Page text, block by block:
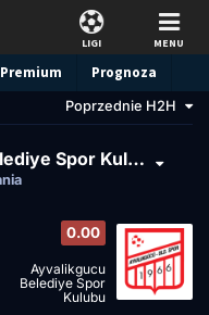
LIGI MENU
Premium Prognoza
Poprzednie H2H
Karsiyaka SK - Ayvalikgucu Belediye Spor Kulubu
0.00
Ayvalikgucu
Belediye Spor
Kulubu